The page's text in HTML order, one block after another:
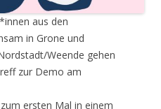
aus den
in Grone und
Weende gehen
zur Demo am
ersten Mal in einem